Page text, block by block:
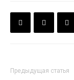
Предыдущая статья